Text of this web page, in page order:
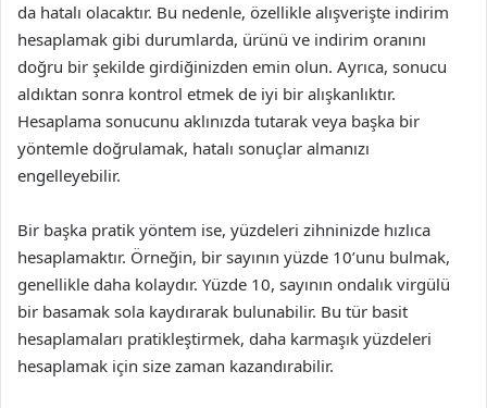
da hatalı olacaktır. Bu nedenle, özellikle alışverişte indirim
hesaplamak gibi durumlarda, ürünü ve indirim oranını
doğru bir şekilde girdiğinizden emin olun. Ayrıca, sonucu
aldıktan sonra kontrol etmek de iyi bir alışkanlıktır.
Hesaplama sonucunu aklınızda tutarak veya başka bir
yöntemle doğrulamak, hatalı sonuçlar almanızı
engelleyebilir.
Bir başka pratik yöntem ise, yüzdeleri zihninizde hızlıca
hesaplamaktır. Örneğin, bir sayının yüzde 10’unu bulmak,
genellikle daha kolaydır. Yüzde 10, sayının ondalık virgülü
bir basamak sola kaydırarak bulunabilir. Bu tür basit
hesaplamaları pratikleştirmek, daha karmaşık yüzdeleri
hesaplamak için size zaman kazandırabilir.